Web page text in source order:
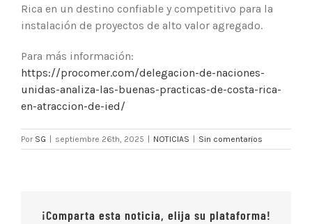
Rica en un destino confiable y competitivo para la
instalación de proyectos de alto valor agregado.
Para más información:
https://procomer.com/delegacion-de-naciones-
unidas-analiza-las-buenas-practicas-de-costa-rica-
en-atraccion-de-ied/
Por SG septiembre 26th, 2025 NOTICIAS Sin comentarios
¡Comparta esta noticia, elija su plataforma!